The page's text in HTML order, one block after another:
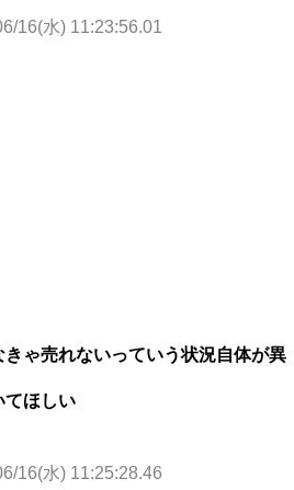
16(水) 11:23:56.01
ゃ売れないっていう状況自体が異
てほしい
16(水) 11:25:28.46